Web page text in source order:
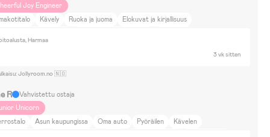
Joy Engineer
Kävely Ruoka ja juoma
Elokuvat ja kirjallisuus
Harmaa
3 vk sitten
Jollyroom.no 🇳🇴
R
Vahvistettu ostaja
Unicorn
Asun kaupungissa Oma auto Pyöräilen
Kävelen